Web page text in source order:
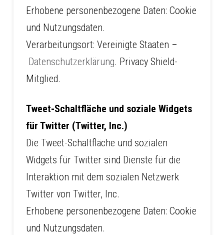
Erhobene personenbezogene Daten: Cookie
und Nutzungsdaten.
Verarbeitungsort: Vereinigte Staaten –
Datenschutzerklärung. Privacy Shield-
Mitglied.
Tweet-Schaltfläche und soziale Widgets
für Twitter (Twitter, Inc.)
Die Tweet-Schaltfläche und sozialen
Widgets für Twitter sind Dienste für die
Interaktion mit dem sozialen Netzwerk
Twitter von Twitter, Inc.
Erhobene personenbezogene Daten: Cookie
und Nutzungsdaten.